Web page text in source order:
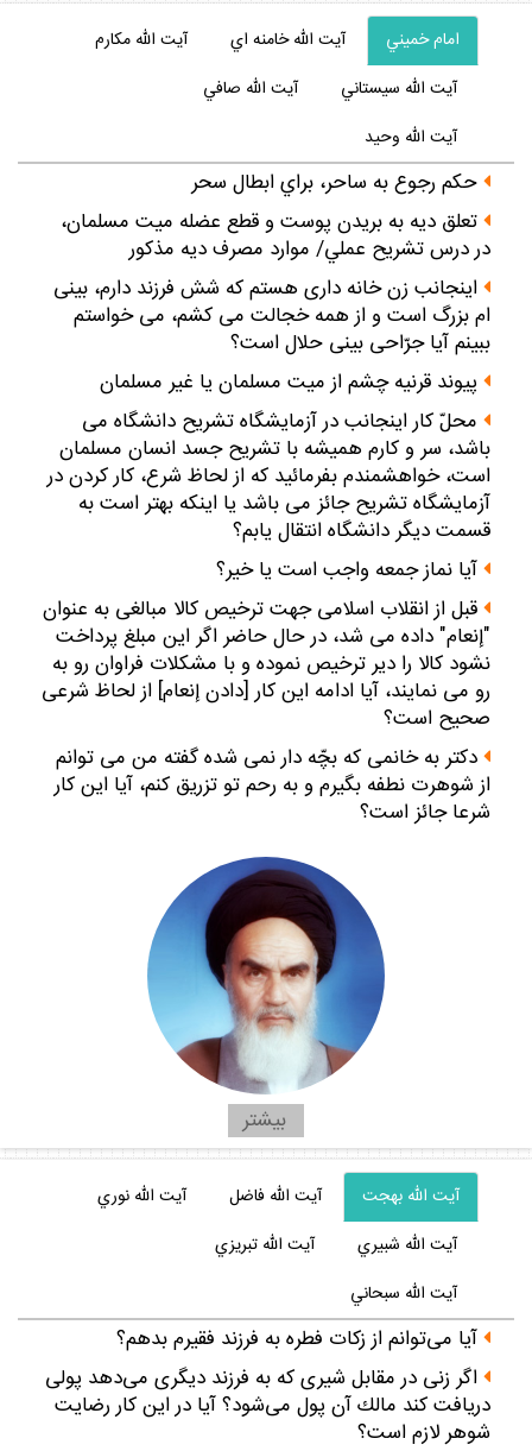
امام خميني آيت الله خامنه اي
آيت الله مكارم
آيت الله سيستاني
آيت الله صافي
آيت الله وحيد
حكم رجوع به ساحر، براي ابطال سحر
تعلق ديه به بريدن پوست و قطع عضله ميت مسلمان،
در درس تشريح عملي/ موارد مصرف ديه مذكور
اينجانب زن خانه‏ دارى هستم كه شش فرزند دارم، بينى
‏ام بزرگ است و از همه خجالت مى‏ كشم، مى‏ خواستم
ببينم آيا جرّاحى بينى حلال است؟
پيوند قرنيه چشم از ميت مسلمان يا غير مسلمان
محلّ كار اينجانب در آزمايشگاه تشريح دانشگاه مى‏
باشد، سر و كارم هميشه با تشريح جسد انسان مسلمان
است، خواهشمندم بفرمائيد كه از لحاظ شرع، كار كردن در
آزمايشگاه تشريح جائز مى ‏باشد يا اينكه بهتر است به
قسمت ديگر دانشگاه انتقال يابم؟
آيا نماز جمعه واجب است يا خير؟
قبل از انقلاب اسلامى جهت ترخيص كالا مبالغى به عنوان
"إنعام" داده مى‏ شد، در حال حاضر اگر اين مبلغ پرداخت
نشود كالا را دير ترخيص نموده و با مشكلات فراوان رو به
رو مى ‏نمايند، آيا ادامه اين كار [دادن إنعام‏] از لحاظ شرعى
صحيح است؟
دكتر به خانمى كه بچّه‏ دار نمى‏ شده گفته من مى‏ توانم
از شوهرت نطفه بگيرم و به رحم تو تزريق كنم، آيا اين كار
شرعا جائز است؟
بيشتر
آيت الله بهجت آيت الله فاضل
آيت الله نوري
آيت الله شبيري
آيت الله تبريزي
آيت الله سبحاني
آيا مى‌توانم از زكات فطره به فرزند فقيرم بدهم؟
اگر زنى در مقابل شيرى كه به فرزند ديگرى مى‌دهد پولى
دريافت كند مالك آن پول مى‌شود؟ آيا در اين كار رضايت
شوهر لازم است؟